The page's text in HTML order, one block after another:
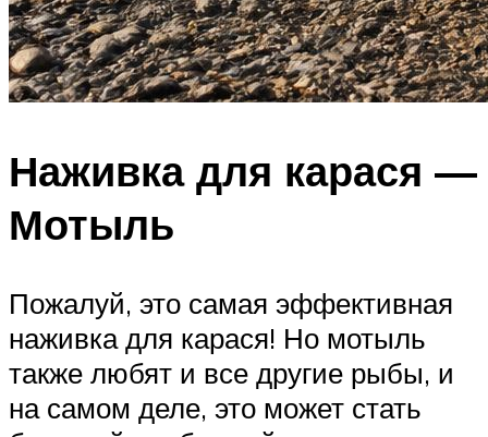
Наживка для карася —
Мотыль
Пожалуй, это самая эффективная
наживка для карася! Но мотыль
также любят и все другие рыбы, и
на самом деле, это может стать